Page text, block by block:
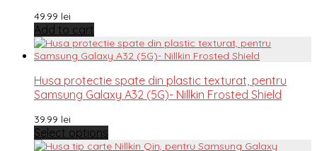
49.99 lei
Add to cart
Husa protectie spate din plastic texturat, pentru
Samsung Galaxy A32 (5G)- Nillkin Frosted Shield
39.99 lei
Select options